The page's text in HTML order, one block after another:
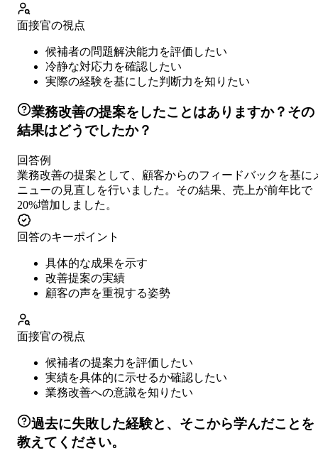
面接官の視点
候補者の問題解決能力を評価したい
冷静な対応力を確認したい
実際の経験を基にした判断力を知りたい
業務改善の提案をしたことはありますか？その
結果はどうでしたか？
回答例
業務改善の提案として、顧客からのフィードバックを基に
ニューの見直しを行いました。その結果、売上が前年比で
20%増加しました。
回答のキーポイント
具体的な成果を示す
改善提案の実績
顧客の声を重視する姿勢
面接官の視点
候補者の提案力を評価したい
実績を具体的に示せるか確認したい
業務改善への意識を知りたい
過去に失敗した経験と、そこから学んだことを
教えてください。